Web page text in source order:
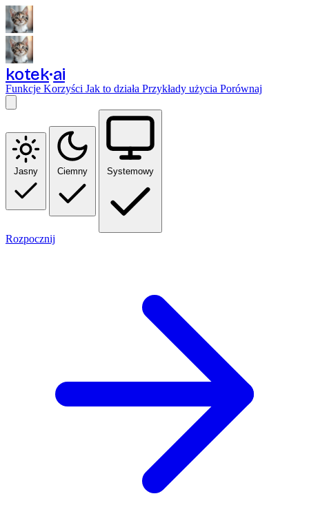
kotek ai
Funkcje Korzyści Jak to działa Przykłady użycia Porównaj
Jasny Ciemny Systemowy
Rozpocznij